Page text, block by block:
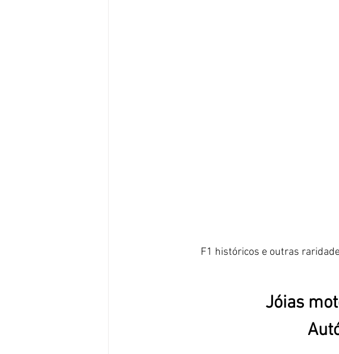
F1 históricos e outras
Jóias